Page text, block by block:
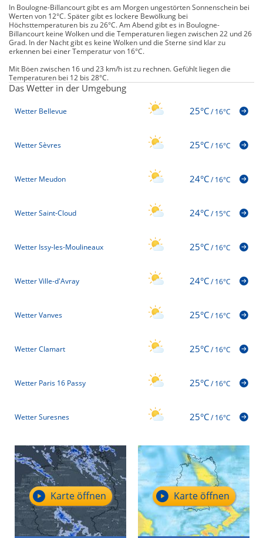
In Boulogne-Billancourt gibt es am Morgen ungestörten Sonnenschein bei
Werten von 12°C. Später gibt es lockere Bewölkung bei
Höchsttemperaturen bis zu 26°C. Am Abend gibt es in Boulogne-
Billancourt keine Wolken und die Temperaturen liegen zwischen 22 und 26
Grad. In der Nacht gibt es keine Wolken und die Sterne sind klar zu
erkennen bei einer Temperatur von 16°C.
Mit Böen zwischen 16 und 23 km/h ist zu rechnen. Gefühlt liegen die
Temperaturen bei 12 bis 28°C.
Das Wetter in der Umgebung
Wetter Bellevue 25°C/16°C
Wetter Sèvres 25°C/16°C
Wetter Meudon 24°C/16°C
Wetter Saint-Cloud 24°C/15°C
Wetter Issy-les-Moulineaux 25°C/16°C
Wetter Ville-d'Avray 24°C/16°C
Wetter Vanves 25°C/16°C
Wetter Clamart 25°C/16°C
Wetter Paris 16 Passy 25°C/16°C
Wetter Suresnes 25°C/16°C
Karte öffnen Karte öffnen